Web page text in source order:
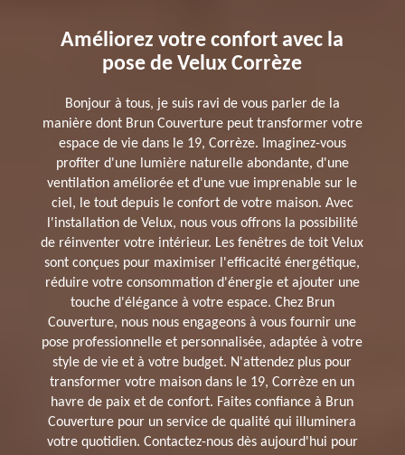
Améliorez votre confort avec la
pose de Velux Corrèze
Bonjour à tous, je suis ravi de vous parler de la
manière dont Brun Couverture peut transformer votre
espace de vie dans le 19, Corrèze. Imaginez-vous
profiter d'une lumière naturelle abondante, d'une
ventilation améliorée et d'une vue imprenable sur le
ciel, le tout depuis le confort de votre maison. Avec
l'installation de Velux, nous vous offrons la possibilité
de réinventer votre intérieur. Les fenêtres de toit Velux
sont conçues pour maximiser l'efficacité énergétique,
réduire votre consommation d'énergie et ajouter une
touche d'élégance à votre espace. Chez Brun
Couverture, nous nous engageons à vous fournir une
pose professionnelle et personnalisée, adaptée à votre
style de vie et à votre budget. N'attendez plus pour
transformer votre maison dans le 19, Corrèze en un
havre de paix et de confort. Faites confiance à Brun
Couverture pour un service de qualité qui illuminera
votre quotidien. Contactez-nous dès aujourd'hui pour